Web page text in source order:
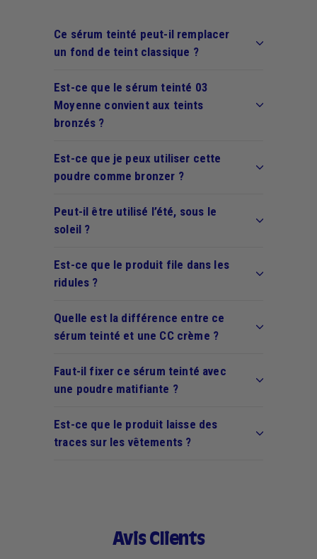
Ce sérum teinté peut-il remplacer
un fond de teint classique ?
Est-ce que le sérum teinté 03
Moyenne convient aux teints
bronzés ?
Est-ce que je peux utiliser cette
poudre comme bronzer ?
Peut-il être utilisé l’été, sous le
soleil ?
Est-ce que le produit file dans les
ridules ?
Quelle est la différence entre ce
sérum teinté et une CC crème ?
Faut-il fixer ce sérum teinté avec
une poudre matifiante ?
Est-ce que le produit laisse des
traces sur les vêtements ?
Avis Clients